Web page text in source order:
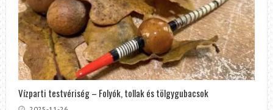
Vízparti testvériség – Folyók, tollak és tölgygubacsok